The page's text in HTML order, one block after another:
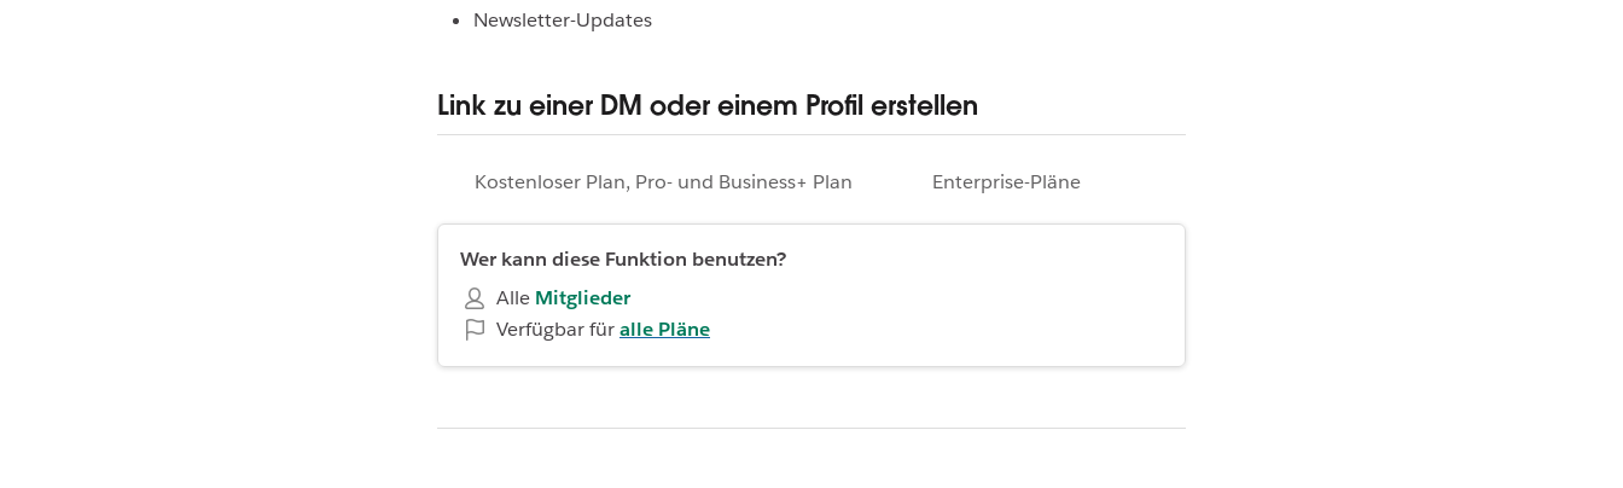
Newsletter-Updates
Link zu einer DM oder einem Profil erstellen
Kostenloser Plan, Pro- und Business+ Plan Enterprise-Pläne
Wer kann diese Funktion benutzen?
Alle Mitglieder
Verfügbar füralle Pläne